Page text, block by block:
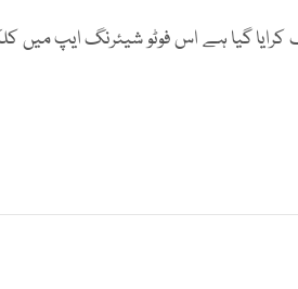
گیا ہے اس فوٹو شیئرنگ ایپ